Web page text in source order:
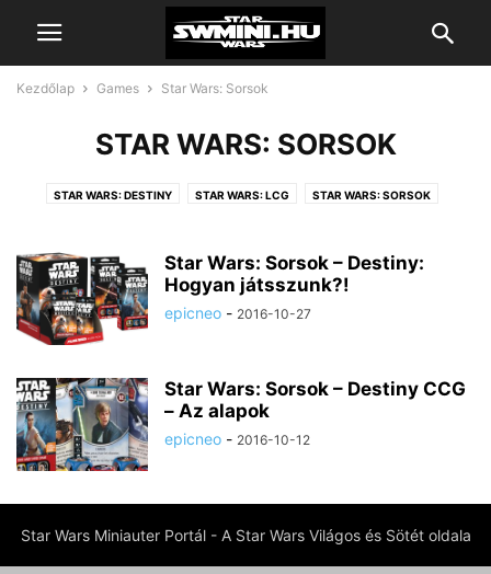
Kezdőlap Games Star Wars: Sorsok
STAR WARS: SORSOK
STAR WARS: DESTINY STAR WARS: LCG STAR WARS: SORSOK
Star Wars: Sorsok – Destiny:
Hogyan játsszunk?!
epicneo - 2016-10-27
Star Wars: Sorsok – Destiny CCG
– Az alapok
epicneo - 2016-10-12
Star Wars Miniauter Portál - A Star Wars Világos és Sötét oldala